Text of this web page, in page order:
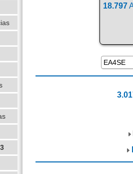
18.797